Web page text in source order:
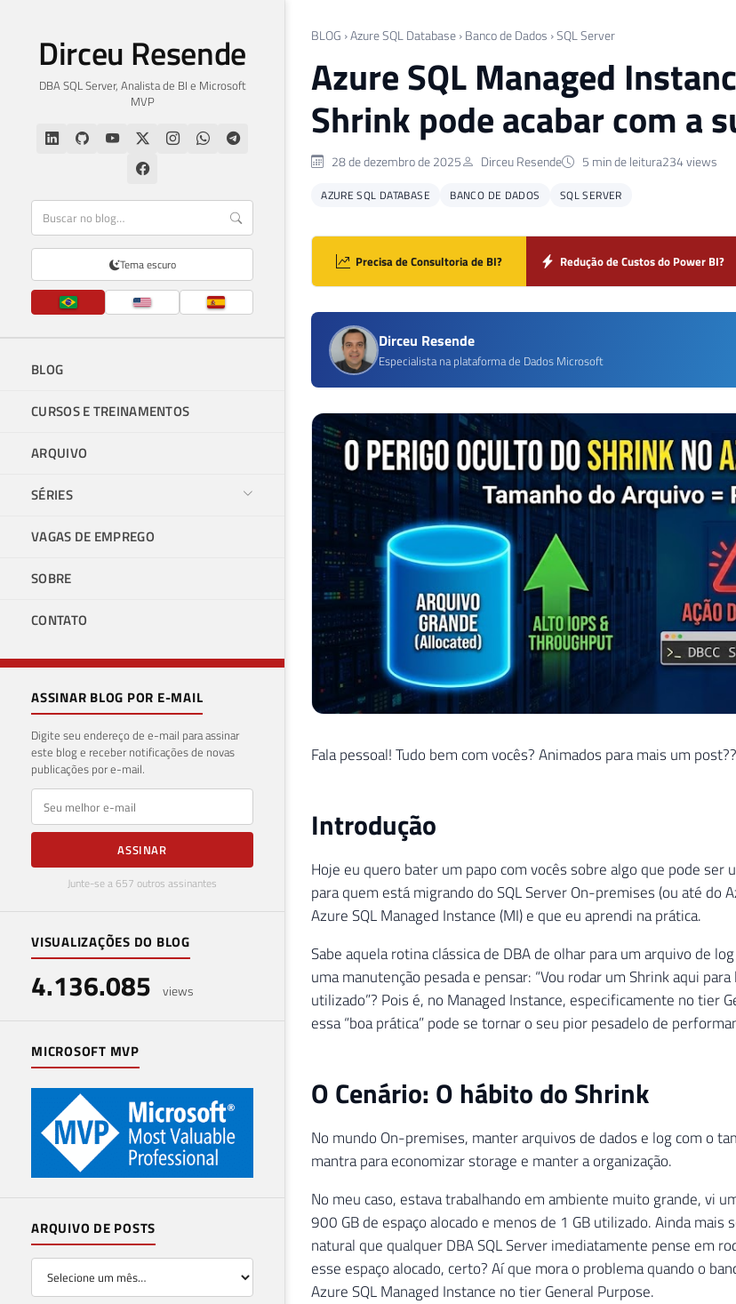
Dirceu Resende
DBA SQL Server, Analista de BI e Microsoft
MVP
Tema escuro
BLOG
CURSOS E TREINAMENTOS
ARQUIVO
SÉRIES
VAGAS DE EMPREGO
SOBRE
CONTATO
ASSINAR BLOG POR E-MAIL
Digite seu endereço de e-mail para assinar
este blog e receber notificações de novas
publicações por e-mail.
E-mail
ASSINAR
Junte-se a 657 outros assinantes
VISUALIZAÇÕES DO BLOG
4.136.085 views
MICROSOFT MVP
ARQUIVO DE POSTS
BLOG ›Azure SQL Database › Banco de Dados ›SQL Server
Azure SQL Managed
Shrink pode acabar com a
28 de dezembro de 2025 Dirceu Resende 5 min de leitura234 views
AZURE SQL DATABASE BANCO DE DADOS SQL SERVER
Precisa de Consultoria de BI? Redução de Custos do Power BI?
Dirceu Resende
Especialista na plataforma de Dados Microsoft
Fala pessoal! Tudo bem com vocês? Animados para mais um
Introdução
Hoje eu quero bater um papo com vocês sobre algo que pode ser
para quem está migrando do SQL Server On-premises (ou até do
Azure SQL Managed Instance (MI) e que eu aprendi na prática.
Sabe aquela rotina clássica de DBA de olhar para um arquivo de
uma manutenção pesada e pensar: “Vou rodar um Shrink aqui
utilizado”? Pois é, no Managed Instance, especificamente no tier
essa “boa prática” pode se tornar o seu pior pesadelo de
O Cenário: O hábito do Shrink
No mundo On-premises, manter arquivos de dados e log com o
mantra para economizar storage e manter a organização.
No meu caso, estava trabalhando em ambiente muito grande, vi
900 GB de espaço alocado e menos de 1 GB utilizado. Ainda mais
natural que qualquer DBA SQL Server imediatamente pense em
esse espaço alocado, certo? Aí que mora o problema quando o
Azure SQL Managed Instance no tier General Purpose.